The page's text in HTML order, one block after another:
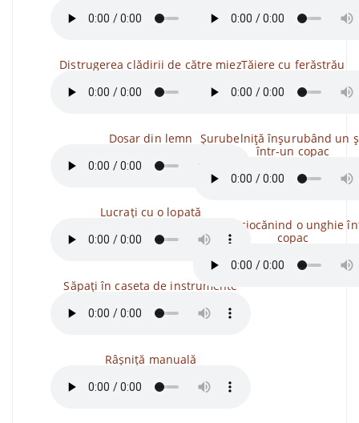
Distrugerea clădirii de către miez
Dosar din lemn
Lucrați cu o lopată
Săpați în caseta de instrumente
Râșniță manuală
Tăiere cu ferăstrău
Șurubelniță înșurubând un
într-un copac
Ciocan ciocănind o unghie
copac